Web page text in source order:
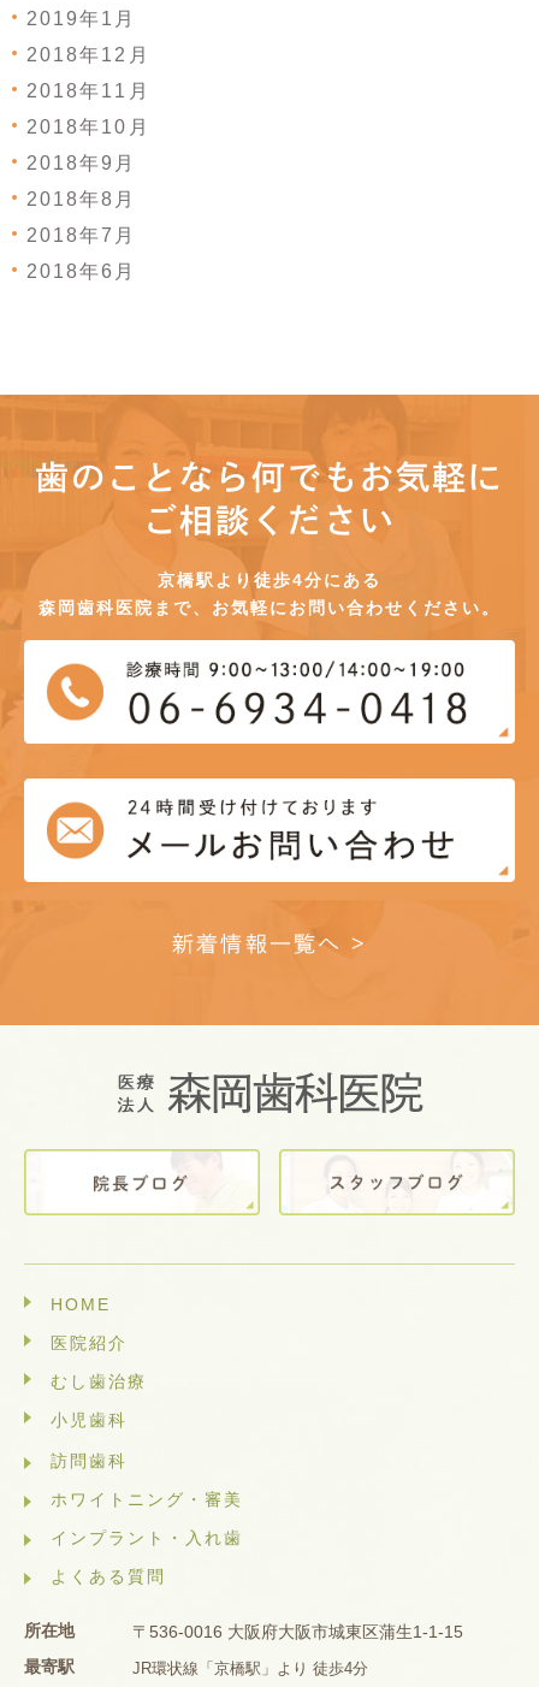
2019年1月
2018年12月
2018年11月
2018年10月
2018年9月
2018年8月
2018年7月
2018年6月
歯のことなら何でもお気軽に
ご相談ください
京橋駅より徒歩4分にある
森岡歯科医院まで、お気軽にお問い合わせください。
新着情報一覧へ >
HOME
医院紹介
むし歯治療
小児歯科
訪問歯科
ホワイトニング・審美
インプラント・入れ歯
よくある質問
所在地
〒536-0016 大阪府大阪市城東区蒲生1-1-15
最寄駅
JR環状線「京橋駅」より 徒歩4分